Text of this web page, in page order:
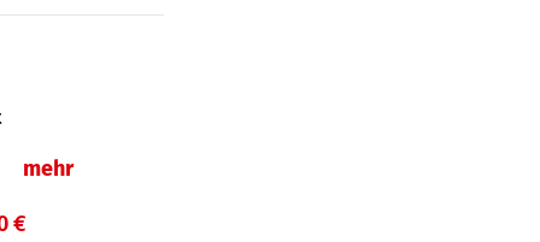
mehr
€